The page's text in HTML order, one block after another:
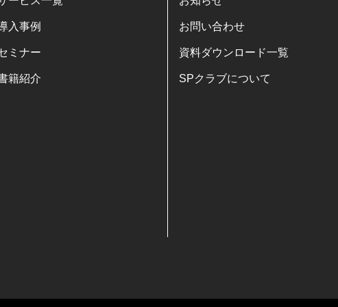
入事例
ミナー
籍紹介
お問い合わせ
資料ダウンロード一覧
SPクラブについて